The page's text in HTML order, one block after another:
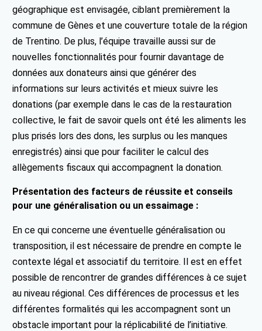
géographique est envisagée, ciblant premièrement la
commune de Gènes et une couverture totale de la région
de Trentino. De plus, l’équipe travaille aussi sur de
nouvelles fonctionnalités pour fournir davantage de
données aux donateurs ainsi que générer des
informations sur leurs activités et mieux suivre les
donations (par exemple dans le cas de la restauration
collective, le fait de savoir quels ont été les aliments les
plus prisés lors des dons, les surplus ou les manques
enregistrés) ainsi que pour faciliter le calcul des
allègements fiscaux qui accompagnent la donation.
Présentation des facteurs de réussite et conseils
pour une généralisation ou un essaimage :
En ce qui concerne une éventuelle généralisation ou
transposition, il est nécessaire de prendre en compte le
contexte légal et associatif du territoire. Il est en effet
possible de rencontrer de grandes différences à ce sujet
au niveau régional. Ces différences de processus et les
différentes formalités qui les accompagnent sont un
obstacle important pour la réplicabilité de l’initiative.